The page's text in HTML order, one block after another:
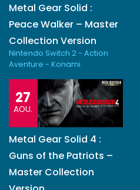
Metal Gear Solid :
Peace Walker – Master
Collection Version
Nintendo Switch 2 - Action
Aventure - Konami
27
AOU.
Metal Gear Solid 4 :
Guns of the Patriots –
Master Collection